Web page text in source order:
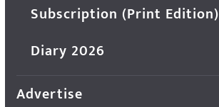
Subscription (Print Edition)
Diary 2026
Advertise